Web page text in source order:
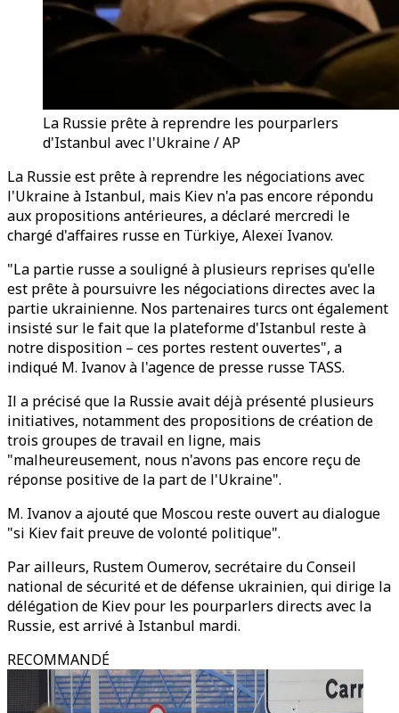
La Russie prête à reprendre les pourparlers
d'Istanbul avec l'Ukraine / AP
La Russie est prête à reprendre les négociations avec
l'Ukraine à Istanbul, mais Kiev n'a pas encore répondu
aux propositions antérieures, a déclaré mercredi le
chargé d'affaires russe en Türkiye, Alexeï Ivanov.
"La partie russe a souligné à plusieurs reprises qu'elle
est prête à poursuivre les négociations directes avec la
partie ukrainienne. Nos partenaires turcs ont également
insisté sur le fait que la plateforme d'Istanbul reste à
notre disposition – ces portes restent ouvertes", a
indiqué M. Ivanov à l'agence de presse russe TASS.
Il a précisé que la Russie avait déjà présenté plusieurs
initiatives, notamment des propositions de création de
trois groupes de travail en ligne, mais
"malheureusement, nous n'avons pas encore reçu de
réponse positive de la part de l'Ukraine".
M. Ivanov a ajouté que Moscou reste ouvert au dialogue
"si Kiev fait preuve de volonté politique".
Par ailleurs, Rustem Oumerov, secrétaire du Conseil
national de sécurité et de défense ukrainien, qui dirige la
délégation de Kiev pour les pourparlers directs avec la
Russie, est arrivé à Istanbul mardi.
RECOMMANDÉ